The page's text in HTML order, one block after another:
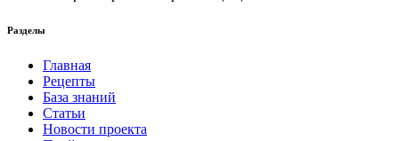
Разделы
Главная
Рецепты
База знаний
Статьи
Новости проекта